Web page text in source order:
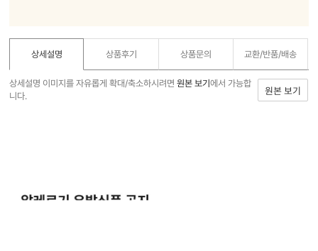
상세설명 상품후기 상품문의 교환/반품/배송
상세설명 이미지를 자유롭게 확대/축소하시려면원본 보기에서 가능합
니다.
원본 보기